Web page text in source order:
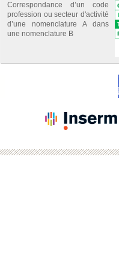
Correspondance d’un code
profession ou secteur d'activité
d’une nomenclature A dans
une nomenclature B